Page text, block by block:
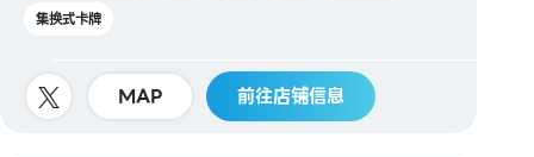
集换式卡牌
MAP 前往店铺信息